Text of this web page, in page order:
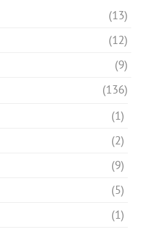
(13)
(12)
(9)
(136)
(1)
(2)
(9)
(5)
(1)